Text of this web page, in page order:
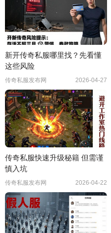
新开传奇私服哪里找？先看懂
这些风险
传奇私服发布网 2026-04-27
传奇私服快速升级秘籍 但需谨
慎入坑
传奇私服发布网 2026-04-22